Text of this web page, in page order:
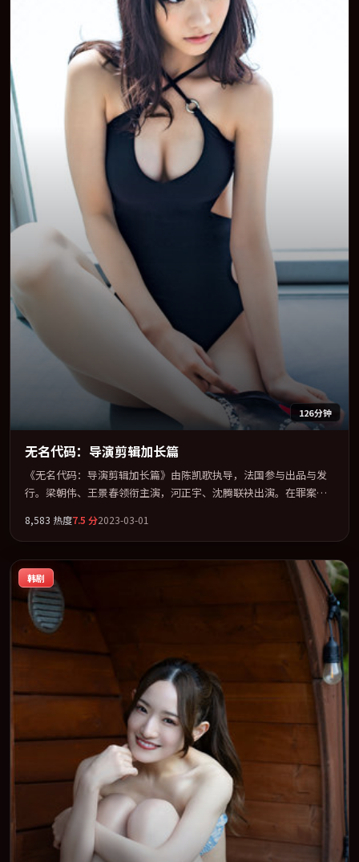
126分钟
无名代码：导演剪辑加长篇
《无名代码：导演剪辑加长篇》由陈凯歌执导，法国参与出品与发
行。梁朝伟、王景春领衔主演，河正宇、沈腾联袂出演。在罪案类
架，在叙事、表演与视听上力求统一。定于 2023-07-05 在内地院线
及主流平台同步亮相，2023 年度话题片中口碑稳健，适合喜欢强情
节与人物弧光的观众完整观看。
8,583 热度7.5 分2023-03-01
韩剧